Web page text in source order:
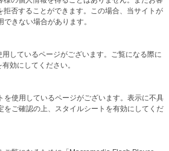
否することができます。この場合、当サイトが
きない場合があります。
しているページがございます。ご覧になる際に
効にしてください。
を使用しているページがございます。表示に不具
をご確認の上、スタイルシートを有効にしてくだ